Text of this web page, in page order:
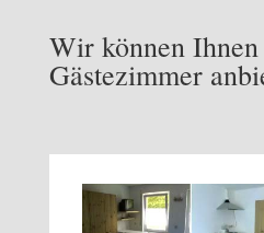
Wir können
Gästezimmer